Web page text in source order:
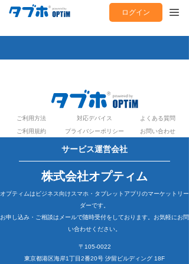
ログイン
ご利用方法 対応デバイス
よくある質問
ご利用規約
プライバシーポリシー お問い合わせ
サービス運営会社
株式会社オプティム
オプティムはビジネス向けスマホ・タブレットアプリのマーケットリー
ダーです。
お申し込み・ご相談はメールで随時受付をしております。お気軽にお問
い合わせください。
〒105-0022
東京都港区海岸1丁目2番20号 汐留ビルディング 18F